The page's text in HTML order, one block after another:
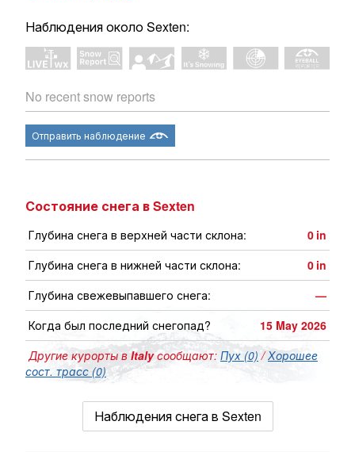
Наблюдения около Sexten:
No recent snow reports
Отправить наблюдение
Состояние снега в Sexten
Глубина снега в верхней части склона: 0 in
Глубина снега в нижней части склона:
0 in
Глубина свежевыпавшего снега:
—
Когда был последний снегопад?
15 May 2026
Другие курорты вItalyсообщают: Пух (0) /Хорошее
сост. трасс (0)
Наблюдения снега в Sexten